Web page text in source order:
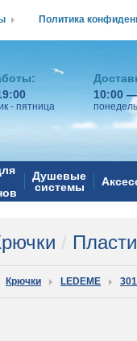
- пятница
10:00
Душевые
системы
/
Крючки LEDEME
Политика